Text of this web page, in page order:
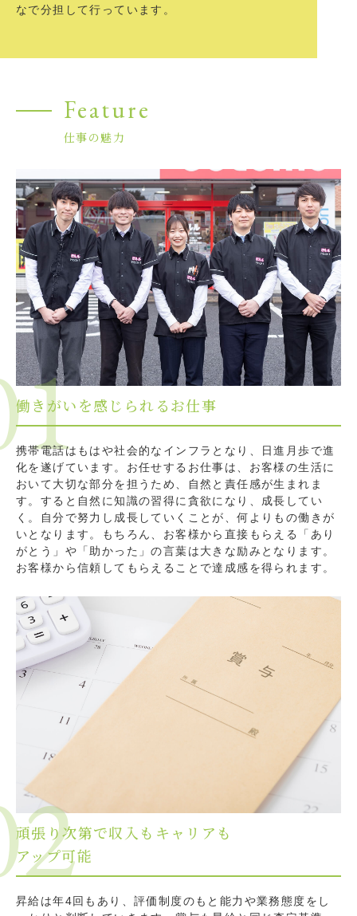
なで分担して行っています。
Feature
仕事の魅力
働きがいを感じられるお仕事
携帯電話はもはや社会的なインフラとなり、日進月歩で進
化を遂げています。お任せするお仕事は、お客様の生活に
おいて大切な部分を担うため、自然と責任感が生まれま
す。すると自然に知識の習得に貪欲になり、成長してい
く。自分で努力し成長していくことが、何よりもの働きが
いとなります。もちろん、お客様から直接もらえる「あり
がとう」や「助かった」の言葉は大きな励みとなります。
お客様から信頼してもらえることで達成感を得られます。
頑張り次第で収入もキャリアも
アップ可能
昇給は年4回もあり、評価制度のもと能力や業務態度をし